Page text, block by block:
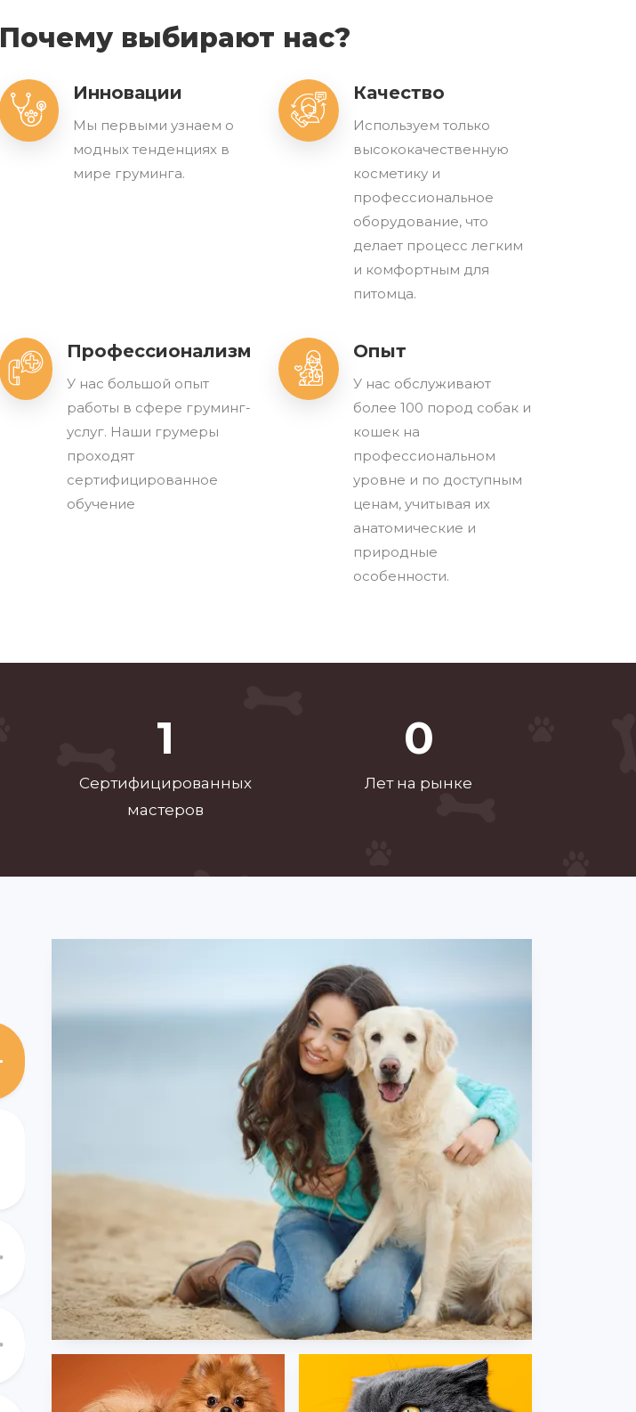
Почему выбирают нас?
Инновации
Мы первыми узнаем о
модных тенденциях в
мире груминга.
Качество
Используем только
высококачественную
косметику и
профессиональное
оборудование, что
делает процесс легким
и комфортным для
питомца.
Профессионализм
У нас большой опыт
работы в сфере груминг-
услуг. Наши грумеры
проходят
сертифицированное
обучение
Опыт
У нас обслуживают
более 100 пород собак и
кошек на
профессиональном
уровне и по доступным
ценам, учитывая их
анатомические и
природные
особенности.
2
Сертифицированных
мастеров
0
Лет на рынке